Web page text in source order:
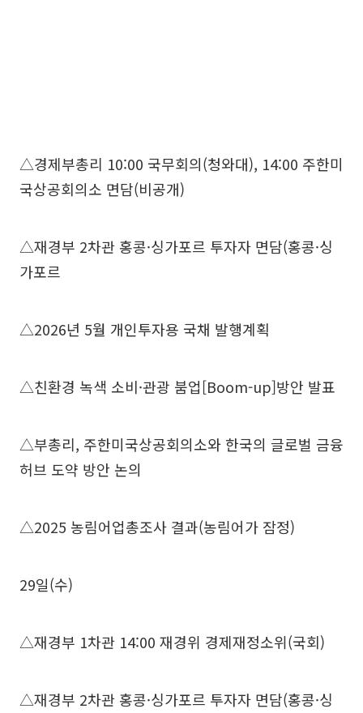
△경제부총리 10:00 국무회의(청와대), 14:00 주한미
국상공회의소 면담(비공개)
△재경부 2차관 홍콩·싱가포르 투자자 면담(홍콩·싱
가포르
△2026년 5월 개인투자용 국채 발행계획
△친환경 녹색 소비·관광 붐업[Boom-up]방안 발표
△부총리, 주한미국상공회의소와 한국의 글로벌 금융
허브 도약 방안 논의
△2025 농림어업총조사 결과(농림어가 잠정)
29일(수)
△재경부 1차관 14:00 재경위 경제재정소위(국회)
△재경부 2차관 홍콩·싱가포르 투자자 면담(홍콩·싱